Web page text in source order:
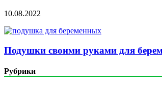
10.08.2022
Подушки своими руками для
Рубрики